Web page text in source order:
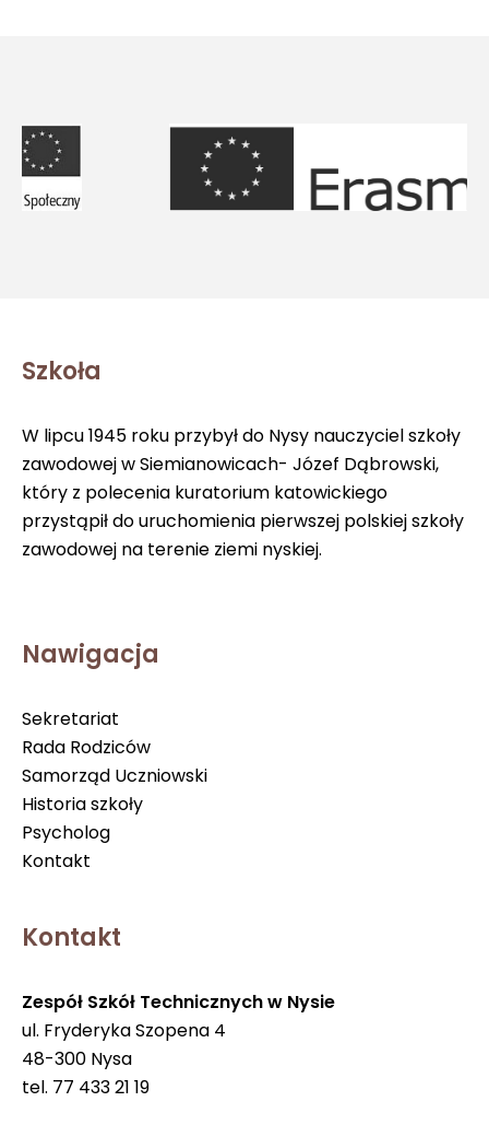
Szkoła
W lipcu 1945 roku przybył do Nysy nauczyciel szkoły
zawodowej w Siemianowicach- Józef Dąbrowski,
który z polecenia kuratorium katowickiego
przystąpił do uruchomienia pierwszej polskiej szkoły
zawodowej na terenie ziemi nyskiej.
Nawigacja
Sekretariat
Rada Rodziców
Samorząd Uczniowski
Historia szkoły
Psycholog
Kontakt
Kontakt
Zespół Szkół Technicznych w Nysie
ul. Fryderyka Szopena 4
48-300 Nysa
tel. 77 433 21 19